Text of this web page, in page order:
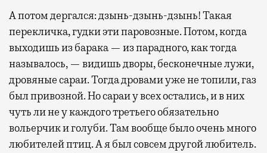
А потом дергался: дзынь-дзынь-дзынь! Такая
перекличка, гудки эти паровозные. Потом, когда
выходишь из барака — из парадного, как тогда
называлось, — видишь дворы, бесконечные лужи,
дровяные сараи. Тогда дровами уже не топили, газ
был привозной. Но сараи у всех остались, и в них
чуть ли не у каждого третьего обязательно
вольерчик и голуби. Там вообще было очень много
любителей птиц. А я был совсем другой любитель.